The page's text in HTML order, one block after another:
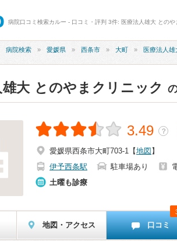
病院口コミ検索カルー - 口コミ・評判 3件: 医療法人雄大 とのや
病院検索 愛媛県 西条市 大町 医療法人雄
雄大 とのやまクリニック
3.49 ？
愛媛県西条市大町703-1 【地図 】
伊予西条駅
駐車場あり
土曜も診療
地図・アクセス 口コミ